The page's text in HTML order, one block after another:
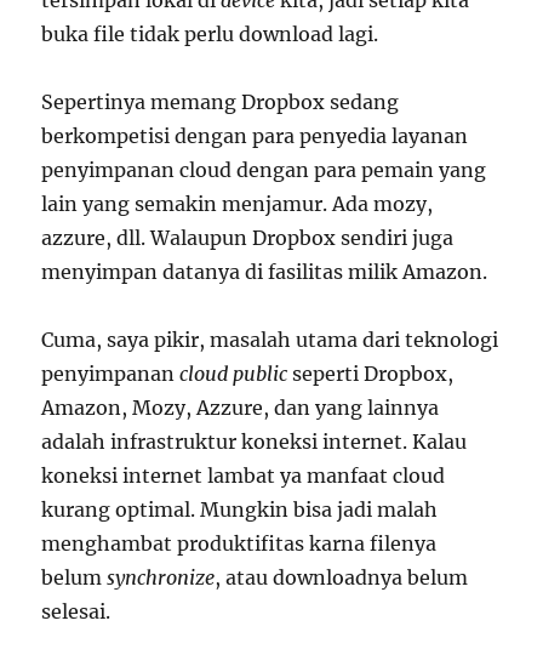
buka file tidak perlu download lagi.
Sepertinya memang Dropbox sedang
berkompetisi dengan para penyedia layanan
penyimpanan cloud dengan para pemain yang
lain yang semakin menjamur. Ada mozy,
azzure, dll. Walaupun Dropbox sendiri juga
menyimpan datanya di fasilitas milik Amazon.
Cuma, saya pikir, masalah utama dari teknologi
penyimpanancloud public seperti Dropbox,
Amazon, Mozy, Azzure, dan yang lainnya
adalah infrastruktur koneksi internet. Kalau
koneksi internet lambat ya manfaat cloud
kurang optimal. Mungkin bisa jadi malah
menghambat produktifitas karna filenya
belumsynchronize, atau downloadnya belum
selesai.